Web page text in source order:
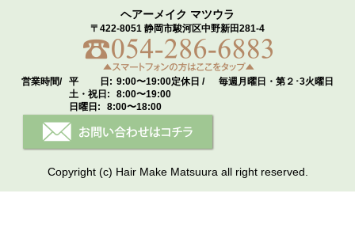
ヘアーメイク マツウラ
〒422-8051 静岡市駿河区中野新田281-4
営業時間/ 平 日: 9:00〜19:00
土・祝日:
8:00〜19:00
日曜日:
8:00〜18:00
定休日 / 毎週月曜日・第２･3火曜日
Copyright (c) Hair Make Matsuura all right reserved.